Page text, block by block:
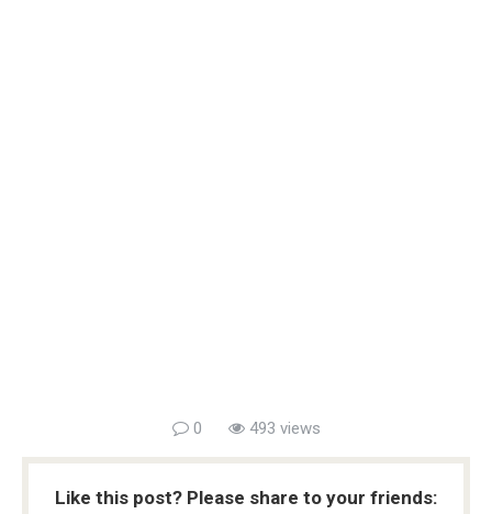
0 493 views
Like this post? Please share to your friends: